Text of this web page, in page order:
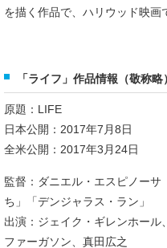
を描く作品で、ハリウッド映画
「ライフ」作品情報（敬称略）
原題：LIFE
日本公開：2017年7月8日
全米公開：2017年3月24日
監督：ダニエル・エスピノー
ち」「デンジャラス・ラン」
出演：ジェイク・ギレンホール
ファーガソン、真田広之